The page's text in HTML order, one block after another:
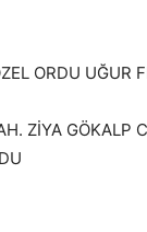
ORDU UĞUR
ZİYA GÖKALP